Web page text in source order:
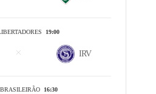
19:00
IRV
16:30